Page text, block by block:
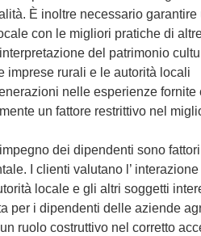
È inoltre necessario
con le migliori pratiche di
del patrimonio
imprese rurali e le autorità locali
nelle esperienze fornite
un fattore restrittivo nel
dei dipendenti sono
I clienti valutano l’
locale e gli altri soggetti
per i dipendenti delle aziende
ruolo costruttivo nel corretto